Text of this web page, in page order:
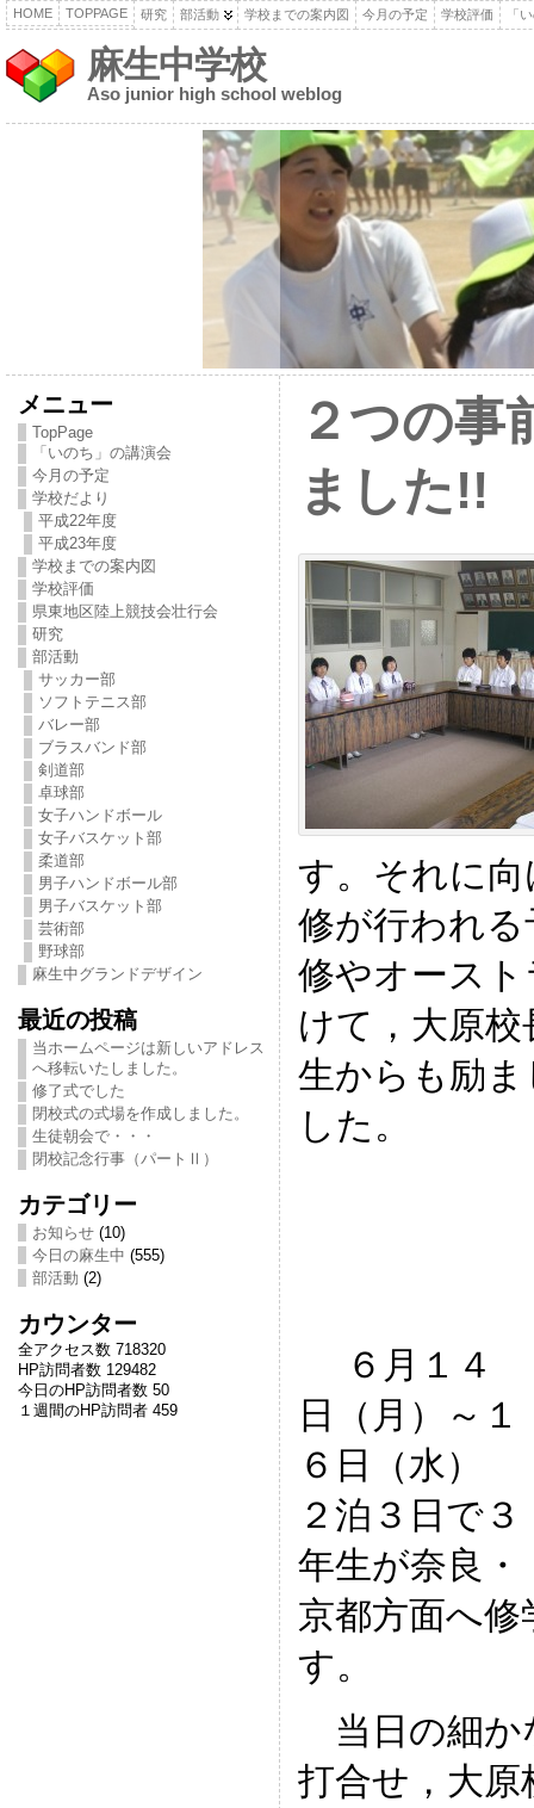
HOME TOPPAGE 研究 部活動 学校までの案内図 今月の予定 学校評価 「
麻生中学校
Aso junior high school weblog
メニュー
TopPage
「いのち」の講演会
今月の予定
学校だより
平成22年度
平成23年度
学校までの案内図
学校評価
県東地区陸上競技会壮行会
研究
部活動
サッカー部
ソフトテニス部
バレー部
ブラスバンド部
剣道部
卓球部
女子ハンドボール
女子バスケット部
柔道部
男子ハンドボール部
男子バスケット部
芸術部
野球部
麻生中グランドデザイン
最近の投稿
当ホームページは新しいアドレス
へ移転いたしました。
修了式でした
閉校式の式場を作成しました。
生徒朝会で・・・
閉校記念行事（パートⅡ）
カテゴリー
お知らせ(10)
今日の麻生中 (555)
部活動 (2)
カウンター
全アクセス数 718320
HP訪問者数 129482
今日のHP訪問者数 50
１週間のHP訪問者 459
２つの事
ました!!
す。それに
修が行われ
修やオース
けて，大原
生からも励
した。
６月１４
日（月）～１
６日（水）
２泊３日で３
年生が奈良・
京都方面へ
す。
当日の細か
打合せ，大原